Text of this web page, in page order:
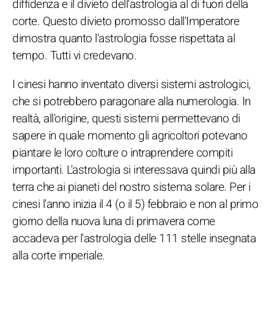
diffidenza e il divieto dell'astrologia al di fuori della
corte. Questo divieto promosso dall'Imperatore
dimostra quanto l'astrologia fosse rispettata al
tempo. Tutti vi credevano.
I cinesi hanno inventato diversi sistemi astrologici,
che si potrebbero paragonare alla numerologia. In
realtà, all'origine, questi sistemi permettevano di
sapere in quale momento gli agricoltori potevano
piantare le loro colture o intraprendere compiti
importanti. L'astrologia si interessava quindi più alla
terra che ai pianeti del nostro sistema solare. Per i
cinesi l'anno inizia il 4 (o il 5) febbraio e non al primo
giorno della nuova luna di primavera come
accadeva per l'astrologia delle 111 stelle insegnata
alla corte imperiale.